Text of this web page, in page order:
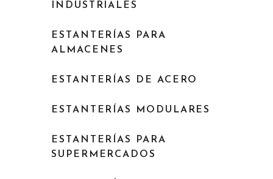
INDUSTRIALES
ESTANTERÍAS PARA
ALMACENES
ESTANTERÍAS DE ACERO
ESTANTERÍAS MODULARES
ESTANTERÍAS PARA
SUPERMERCADOS